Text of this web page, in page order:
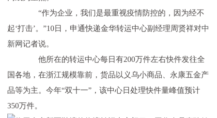
“作为企业，我们是最重视疫情防控的，因为经不
起‘打击’。”10日，申通快递金华转运中心副经理周贤祥对中
新网记者说。
他所在的转运中心每日有200万件左右快件发往全
国各地，在浙江规模靠前，货品以义乌小商品、永康五金产
品等为主。今年“双十一”，该中心日处理快件量峰值预计
350万件。